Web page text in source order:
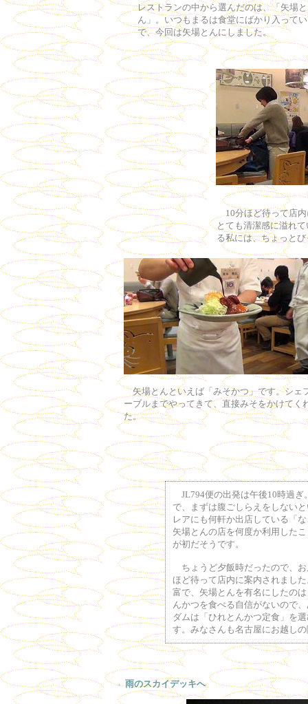
レストランの中から選んだのは、「矢場と
ん」。いつもまるは食堂にばかり入って
で、今回は矢場とんにしました。
10分ほど待って店内
とても清潔感に溢れ
る私には、ちょっと
矢場とんといえば「みそかつ」です。シェ
ーブルまでやってきて、直接みそをかけてく
た。
JL794便の出発は午後10時過ぎ
で、まずは腹ごしらえをしない
レアにも何軒か出店している「
矢場とんの店を何度か利用した
が初だそうです。
ちょうど夕飯時だったので、
ほど待って店内に案内されまし
富で、矢場とんを有名にしたの
んかつを食べる自信がないので
ダムは「ひれとんかつ定食」を
す。みなさんも名古屋にお越し
雨のスカイデッキへ